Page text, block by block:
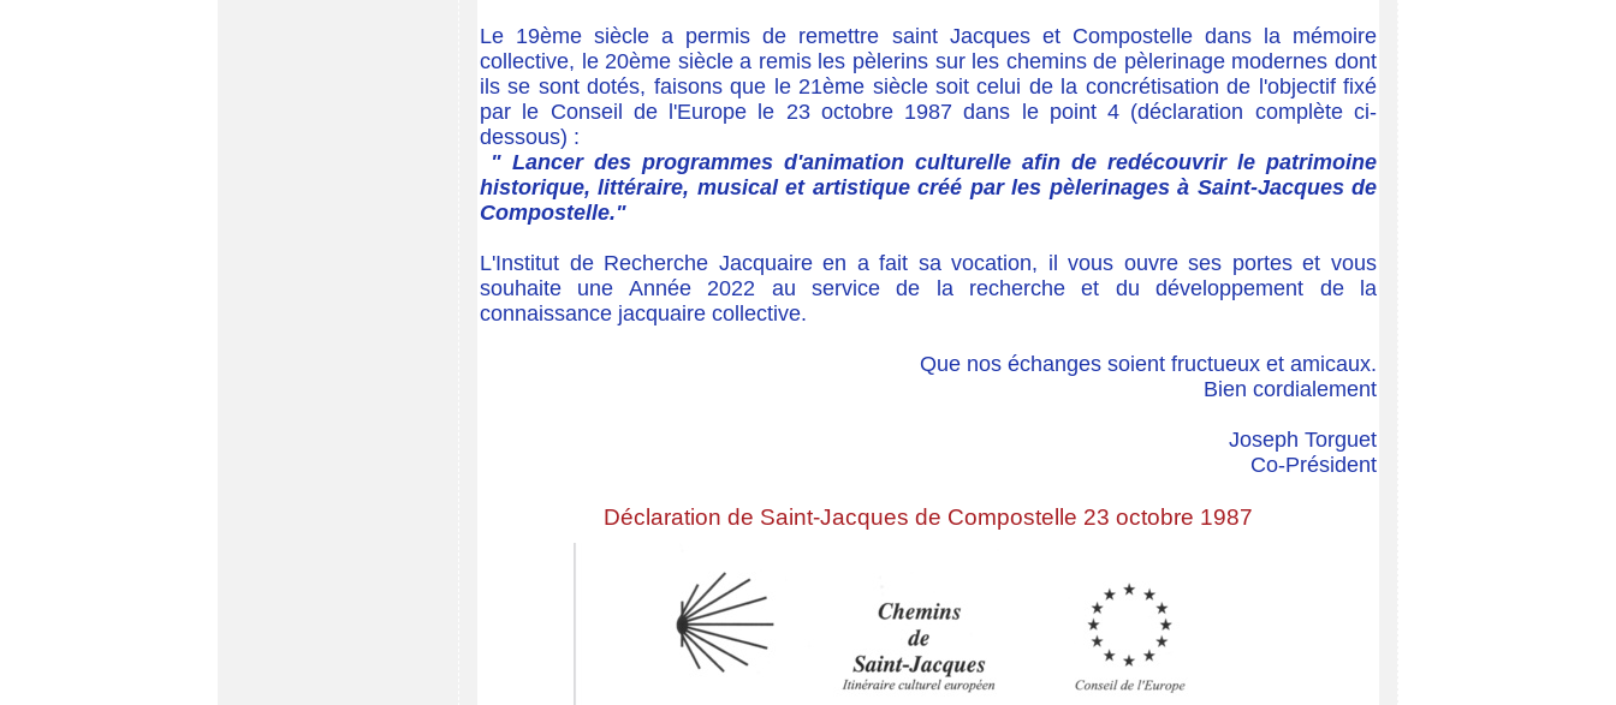
Le 19ème siècle a permis de remettre saint Jacques et Compostelle dans la mémoire
collective, le 20ème siècle a remis les pèlerins sur les chemins de pèlerinage modernes dont
ils se sont dotés, faisons que le 21ème siècle soit celui de la concrétisation de l'objectif fixé
par le Conseil de l'Europe le 23 octobre 1987 dans le point 4 (déclaration complète ci-
dessous) :
" Lancer des programmes d'animation culturelle afin de redécouvrir le patrimoine
historique, littéraire, musical et artistique créé par les pèlerinages à Saint-Jacques de
Compostelle."
L'Institut de Recherche Jacquaire en a fait sa vocation, il vous ouvre ses portes et vous
souhaite une Année 2022 au service de la recherche et du développement de la
connaissance jacquaire collective.
Que nos échanges soient fructueux et amicaux.
Bien cordialement
Joseph Torguet
Co-Président
Déclaration de Saint-Jacques de Compostelle 23 octobre 1987